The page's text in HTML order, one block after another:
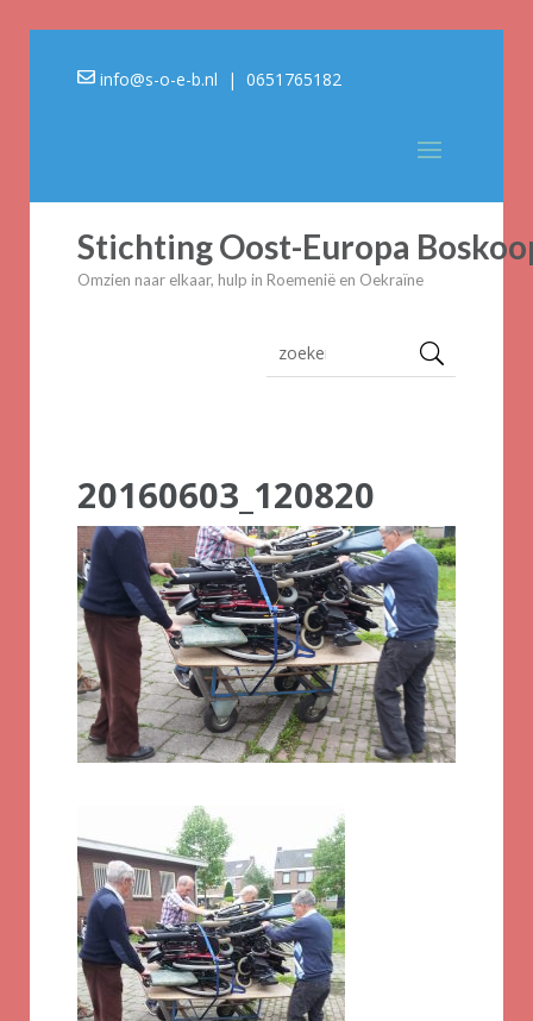
info@s-o-e-b.nl | 0651765182
Stichting Oost-Europa
Omzien naar elkaar, hulp in Roemenië en Oekraïne
20160603_120820